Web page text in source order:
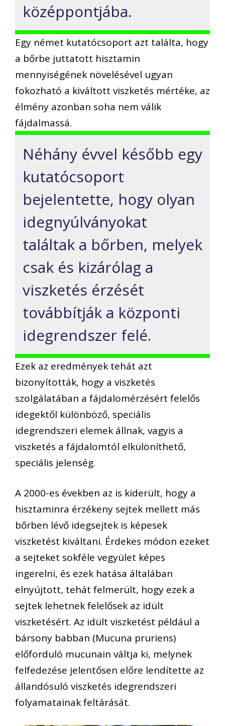
középpontjába.
Egy német kutatócsoport azt találta, hogy
a bőrbe juttatott hisztamin
mennyiségének növelésével ugyan
fokozható a kiváltott viszketés mértéke, az
élmény azonban soha nem válik
fájdalmassá.
Néhány évvel később egy
kutatócsoport
bejelentette, hogy olyan
idegnyúlványokat
találtak a bőrben, melyek
csak és kizárólag a
viszketés érzését
továbbítják a központi
idegrendszer felé.
Ezek az eredmények tehát azt
bizonyították, hogy a viszketés
szolgálatában a fájdalomérzésért felelős
idegektől különböző, speciális
idegrendszeri elemek állnak, vagyis a
viszketés a fájdalomtól elkülöníthető,
speciális jelenség.
A 2000-es években az is kiderült, hogy a
hisztaminra érzékeny sejtek mellett más
bőrben lévő idegsejtek is képesek
viszketést kiváltani. Érdekes módon ezeket
a sejteket sokféle vegyület képes
ingerelni, és ezek hatása általában
elnyújtott, tehát felmerült, hogy ezek a
sejtek lehetnek felelősek az idült
viszketésért. Az idült viszketést például a
bársony babban (Mucuna pruriens)
előforduló mucunain váltja ki, melynek
felfedezése jelentősen előre lendítette az
állandósuló viszketés idegrendszeri
folyamatainak feltárását.